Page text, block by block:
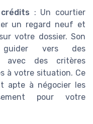
: Un courtier
un regard neuf et
votre dossier. Son
vers des
avec des critères
à votre situation. Ce
apte à négocier les
pour votre